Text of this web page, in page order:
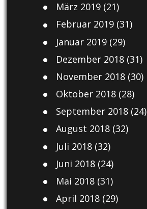
März 2019(21)
Februar 2019(31)
Januar 2019(29)
Dezember 2018(31)
November 2018(30)
Oktober 2018(28)
September 2018(24)
August 2018(32)
Juli 2018(32)
Juni 2018(24)
Mai 2018(31)
April 2018(29)